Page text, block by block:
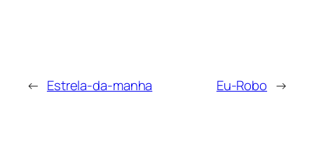
← Estrela-da-manha Eu-Robo →